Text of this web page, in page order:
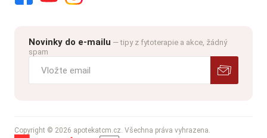
Novinky do e-mailu — tipy z fytoterapie a akce, žádný
spam
Copyright © 2026 apotekatcm.cz. Všechna práva vyhrazena.